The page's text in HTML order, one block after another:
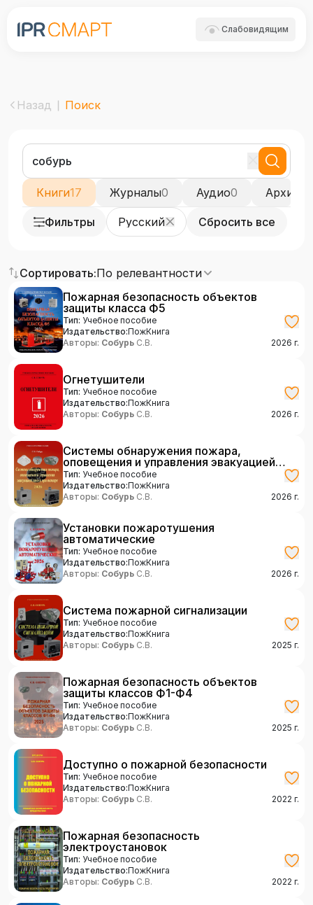
Слабовидящим
Назад Поиск
Книги17 Журналы0 Аудио0 Архивы
Фильтры Русский Сбросить все
Сортировать:По релевантности
Пожарная безопасность объектов
защиты класса Ф5
Тип: Учебное пособие
Издательство:ПожКнига
Авторы: Собурь С.В. 2026 г.
Огнетушители
Тип: Учебное пособие
Издательство:ПожКнига
Авторы: Собурь С.В. 2026 г.
Системы обнаружения пожара,
оповещения и управления эвакуацией
людей при пожаре
Тип: Учебное пособие
Издательство:ПожКнига
Авторы: Собурь С.В. 2026 г.
Установки пожаротушения
автоматические
Тип: Учебное пособие
Издательство:ПожКнига
Авторы: Собурь С.В. 2026 г.
Система пожарной сигнализации
Тип: Учебное пособие
Издательство:ПожКнига
Авторы: Собурь С.В. 2025 г.
Пожарная безопасность объектов
защиты классов Ф1-Ф4
Тип: Учебное пособие
Издательство:ПожКнига
Авторы: Собурь С.В. 2025 г.
Доступно о пожарной безопасности
Тип: Учебное пособие
Издательство:ПожКнига
Авторы: Собурь С.В. 2022 г.
Пожарная безопасность
электроустановок
Тип: Учебное пособие
Издательство:ПожКнига
Авторы: Собурь С.В. 2022 г.